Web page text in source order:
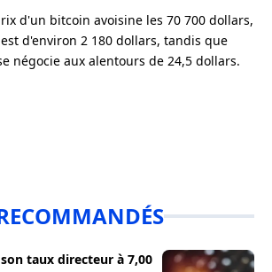
d'un bitcoin avoisine les 70 700 dollars,
est d'environ 2 180 dollars, tandis que
négocie aux alentours de 24,5 dollars.
taux directeur à 7,00